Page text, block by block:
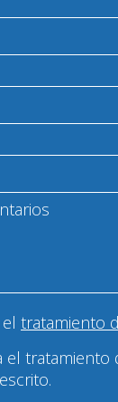
tratamiento
el tratamiento